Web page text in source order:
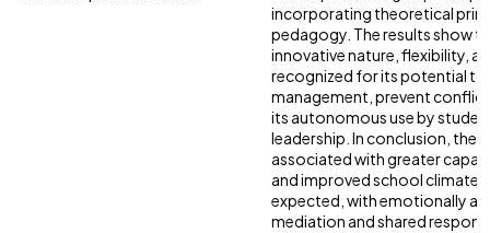
incorporating theoretical
pedagogy. The results show
innovative nature, flexibility,
recognized for its potential
management, prevent
its autonomous use by
leadership. In conclusion, the
associated with greater
and improved school climate.
expected, with emotionally
mediation and shared